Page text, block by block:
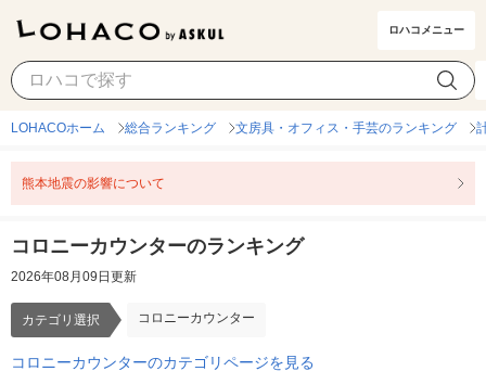
ロハコメニュー
コロニーカウンター カテゴリ選択
LOHACOホーム 総合ランキング 文房具・オフィス・手芸のランキング
熊本地震の影響について
コロニーカウンターのランキング
2026年08月09日更新
カテゴリ選択 コロニーカウンター
コロニーカウンターのカテゴリページを見る